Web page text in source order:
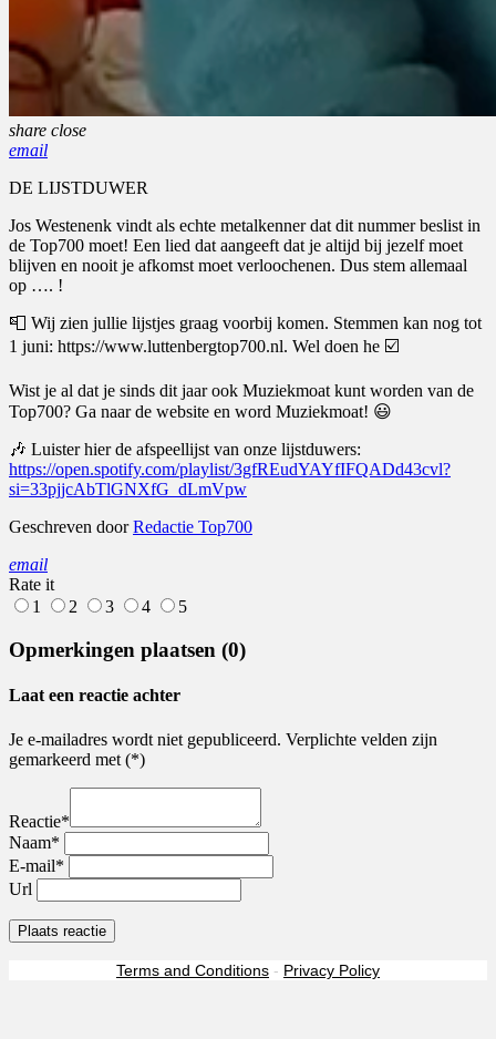
share close
email
DE LIJSTDUWER
Jos Westenenk vindt als echte metalkenner dat dit nummer beslist in
de Top700 moet! Een lied dat aangeeft dat je altijd bij jezelf moet
blijven en nooit je afkomst moet verloochenen. Dus stem allemaal
op …. !
📮 Wij zien jullie lijstjes graag voorbij komen. Stemmen kan nog tot
1 juni: https://www.luttenbergtop700.nl. Wel doen he ☑️
Wist je al dat je sinds dit jaar ook Muziekmoat kunt worden van de
Top700? Ga naar de website en word Muziekmoat! 😃
🎶 Luister hier de afspeellijst van onze lijstduwers:
https://open.spotify.com/playlist/3gfREudYAYfIFQADd43cvl?
si=33pjjcAbTlGNXfG_dLmVpw
Geschreven doorRedactie Top700
email
Rate it
1
2 3 4 5
Opmerkingen plaatsen (0)
Laat een reactie achter
Je e-mailadres wordt niet gepubliceerd. Verplichte velden zijn
gemarkeerd met (*)
Reactie*
Naam*
E-mail*
Url
Terms and Conditions - Privacy Policy